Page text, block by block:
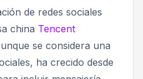
de redes sociales
china Tencent
se considera una
ha crecido desde